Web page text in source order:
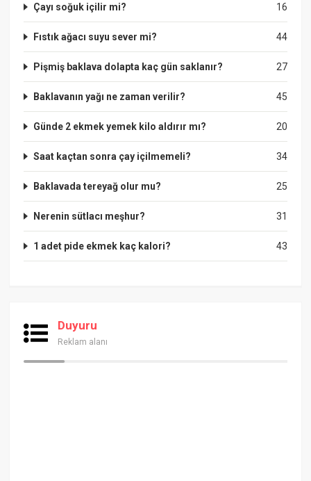
16
Çayı soğuk içilir mi?
44
Fıstık ağacı suyu sever mi?
27
Pişmiş baklava dolapta kaç gün saklanır?
45
Baklavanın yağı ne zaman verilir?
20
Günde 2 ekmek yemek kilo aldırır mı?
34
Saat kaçtan sonra çay içilmemeli?
25
Baklavada tereyağ olur mu?
31
Nerenin sütlacı meşhur?
43
1 adet pide ekmek kaç kalori?
Duyuru
Reklam alanı